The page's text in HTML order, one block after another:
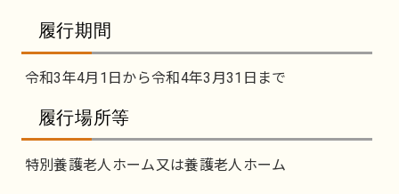
履行期間
令和3年4月1日から令和4年3月31日まで
履行場所等
特別養護老人ホーム又は養護老人ホーム